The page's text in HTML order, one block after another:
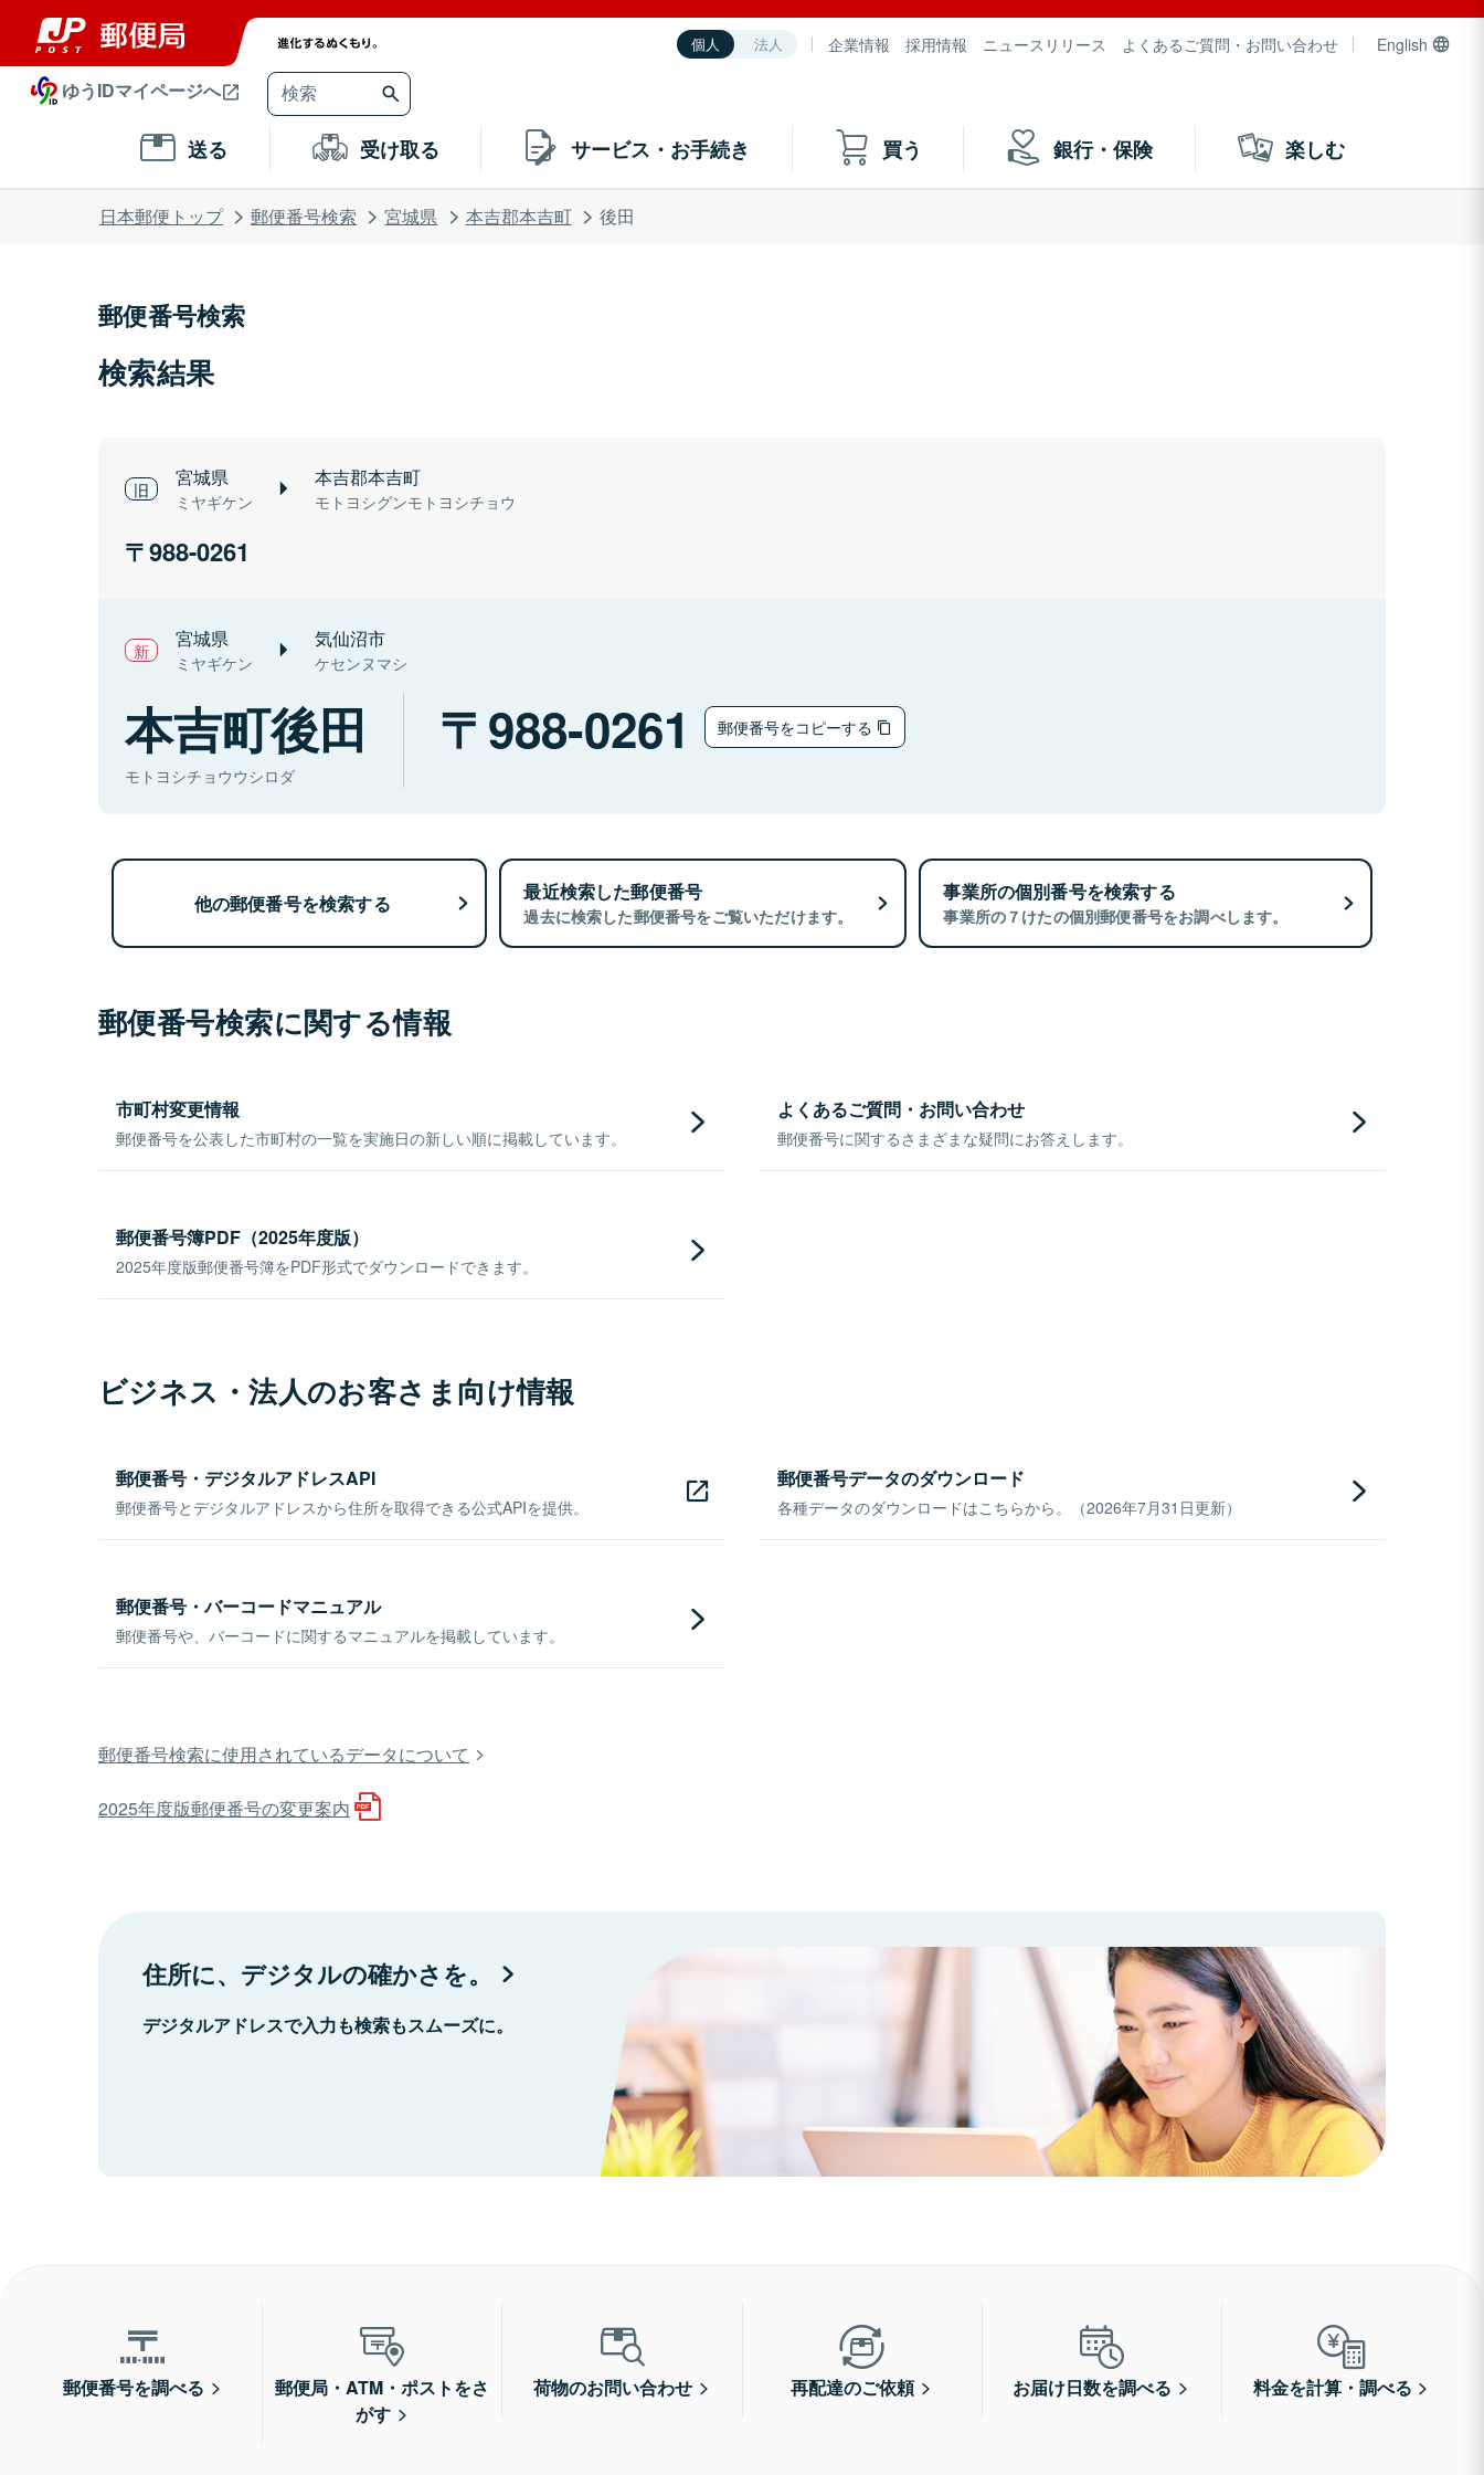
個人 法人 企業情報 採用情報 ニュースリリース よくあるご質問・お問い合わせ English
ゆうIDマイページへ
送る 受け取る サービス・お手続き 買う 銀行・保険 楽しむ
日本郵便トップ 郵便番号検索 宮城県 本吉郡本吉町 後田
郵便番号検索
検索結果
宮城県
ミヤギケン
本吉郡本吉町
モトヨシグンモトヨシチョウ
988-0261
宮城県
ミヤギケン
気仙沼市
ケセンヌマシ
本吉町後田
モトヨシチョウウシロダ
988-0261 郵便番号をコピーする
他の郵便番号を検索する 最近検索した郵便番号
過去に検索した郵便番号をご覧いただけます。
事業所の個別番号を検索する
事業所の７けたの個別郵便番号をお調べします。
郵便番号検索に関する情報
市町村変更情報
郵便番号を公表した市町村の一覧を実施日の新しい順に掲載しています。
よくあるご質問・お問い合わせ
郵便番号に関するさまざまな疑問にお答えします。
郵便番号簿PDF（2025年度版）
2025年度版郵便番号簿をPDF形式でダウンロードできます。
ビジネス・法人のお客さま向け情報
郵便番号・デジタルアドレスAPI
郵便番号とデジタルアドレスから住所を取得できる公式APIを提供。
郵便番号データのダウンロード
各種データのダウンロードはこちらから。（2026年7月31日更新）
郵便番号・バーコードマニュアル
郵便番号や、バーコードに関するマニュアルを掲載しています。
郵便番号検索に使用されているデータについて
2025年度版郵便番号の変更案内
住所に、デジタルの確かさを。
デジタルアドレスで入力も検索もスムーズに。
郵便番号を調べる
郵便局・ATM・ポストをさ
がす
荷物のお問い合わせ 再配達のご依頼 お届け日数を調べる 料金を計算・調べる